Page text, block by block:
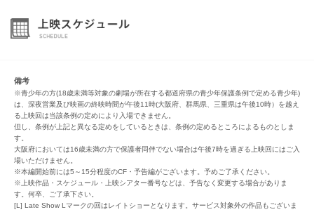
備考
※青少年の方(18歳未満等対象の劇場が所在する都道府県の青少年保護条例で定める青少年)
は、深夜営業及び映画の終映時間が午後11時(大阪府、群馬県、三重県は午後10時）を越え
る上映回は当該条例の定めにより入場できません。
但し、条例が上記と異なる定めをしているときは、条例の定めるところによるものとしま
す。
大阪府においては16歳未満の方で保護者同伴でない場合は午後7時を過ぎる上映回にはご入
場いただけません。
※本編開始前には5～15分程度のCF・予告編がございます。予めご了承ください。
※上映作品・スケジュール・上映シアター番号などは、予告なく変更する場合がありま
す。何卒、ご了承下さい。
[L] Late Show Lマークの回はレイトショーとなります。サービス対象外の作品もございま